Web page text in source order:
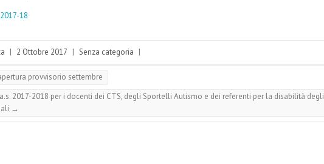
18
| 2 Ottobre 2017 | Senza categoria |
provvisorio settembre
2017-2018 per i docenti dei CTS, degli Sportelli Autismo e dei referenti per la disabilità degli
→